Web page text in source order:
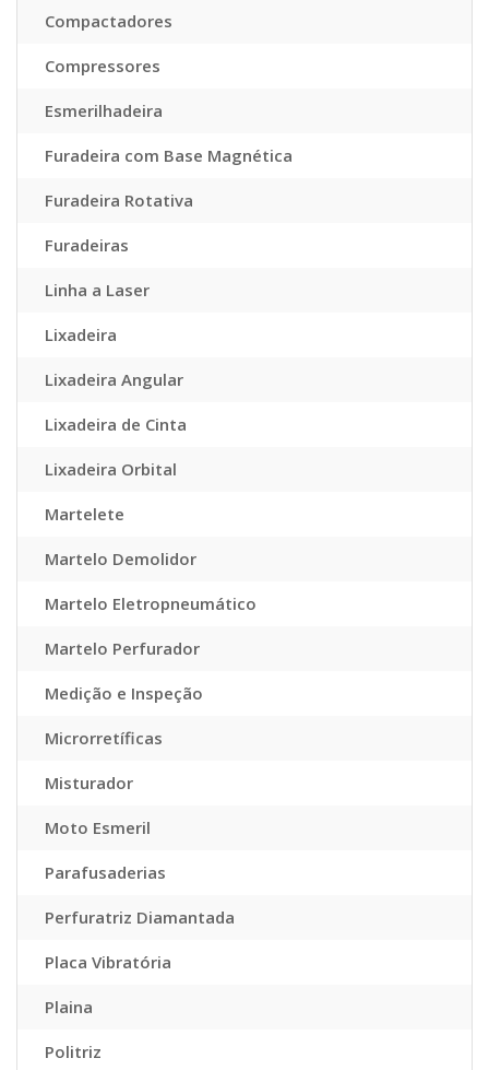
Compactadores
Compressores
Esmerilhadeira
Furadeira com Base Magnética
Furadeira Rotativa
Furadeiras
Linha a Laser
Lixadeira
Lixadeira Angular
Lixadeira de Cinta
Lixadeira Orbital
Martelete
Martelo Demolidor
Martelo Eletropneumático
Martelo Perfurador
Medição e Inspeção
Microrretíficas
Misturador
Moto Esmeril
Parafusaderias
Perfuratriz Diamantada
Placa Vibratória
Plaina
Politriz